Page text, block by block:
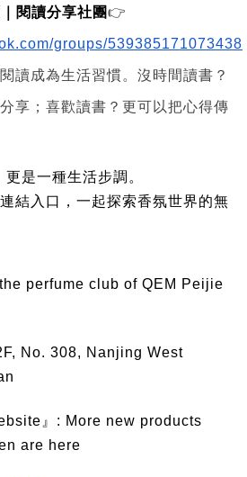
閱讀分享社團👉
groups/539385171073438
讀成為生活習慣。沒時間讀書？
享；喜歡讀書？更可以把心得傳
是一種生活步調。
結入口，一起探索香氛世界的無
perfume club of QEM Peijie
No. 308, Nanjing West
』: More new products
are here